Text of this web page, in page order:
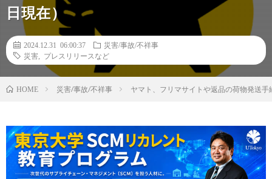
日現在）
2024.12.31 06:00:37
災害/事故/不祥事
災害
プレスリリースなど
HOME 災害/事故/不祥事 ヤマト、フリマサイトや返品の荷物発送